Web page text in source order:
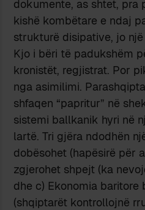
dokumente, as shtet, pra
kishë kombëtare e ndaj
strukturë disipative, jo
Kjo i bëri të padukshëm
kronistët, regjistrat. Por
nga asimilimi.
shfaqen “papritur” në
sistemi ballkanik hyri në
lartë. Tri gjëra ndodhën
dobësohet (hapësirë për
zgjerohet shpejt (ka
dhe c) Ekonomia baritore
(shqiptarët kontrollojnë